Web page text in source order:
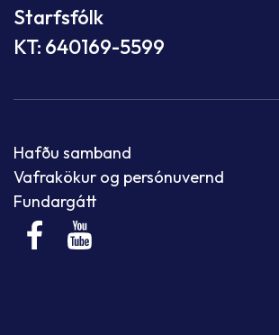
Starfsfólk
KT: 640169-5599
Hafðu samband
Vafrakökur og persónuvernd
Fundargátt